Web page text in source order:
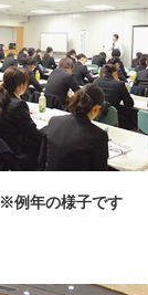
※例年の様子です